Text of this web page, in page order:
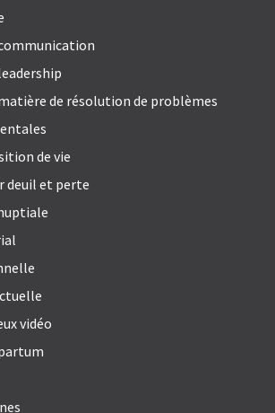
de résolution de problèmes
de vie
deuil et perte
vidéo